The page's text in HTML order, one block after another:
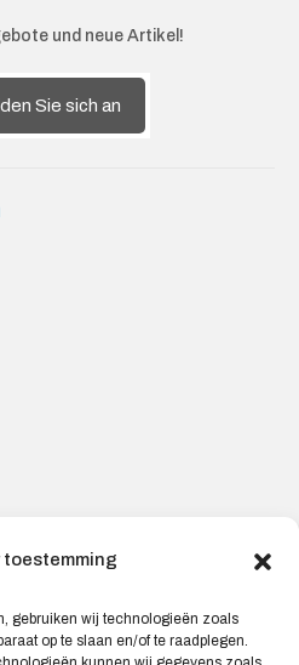
toestemming
gebruiken wij technologieën zoals
op te slaan en/of te raadplegen.
und neue Artikel!
Sie sich an